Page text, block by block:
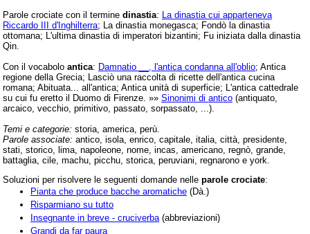
Parole crociate con il termine dinastia: La dinastia cui apparteneva
Riccardo III d'Inghilterra; La dinastia monegasca; Fondò la dinastia
ottomana; L'ultima dinastia di imperatori bizantini; Fu iniziata dalla dinastia
Qin.
Con il vocabolo antica: Damnatio __, l'antica condanna all'oblio; Antica
regione della Grecia; Lasciò una raccolta di ricette dell'antica cucina
romana; Abituata... all'antica; Antica unità di superficie; L'antica cattedrale
su cui fu eretto il Duomo di Firenze. »» Sinonimi di antico (antiquato,
arcaico, vecchio, primitivo, passato, sorpassato, ...).
Temi e categorie: storia, america, perù.
Parole associate: antico, isola, enrico, capitale, italia, città, presidente,
stati, storico, lima, napoleone, nome, incas, americano, regnò, grande,
battaglia, cile, machu, picchu, storica, peruviani, regnarono e york.
Soluzioni per risolvere le seguenti domande nelle parole crociate:
Pianta che produce bacche aromatiche (Dà.)
Risparmiano su tutto
Insegnante in breve - cruciverba (abbreviazioni)
Grandi da far paura